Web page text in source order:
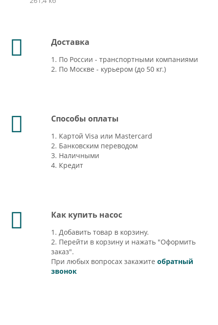
Доставка
1. По России - транспортными компаниями
2. По Москве - курьером (до 50 кг.)
Способы оплаты
1. Картой Visa или Mastercard
2. Банковским переводом
3. Наличными
4. Кредит
Как купить насос
1. Добавить товар в корзину.
2. Перейти в корзину и нажать "Оформить
заказ".
При любых вопросах закажите обратный
звонок